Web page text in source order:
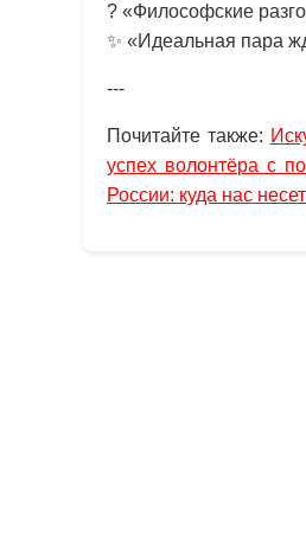
? «Философские
✨ «Идеальная пара
---
Почитайте также:
успех волонтёра с
России: куда нас